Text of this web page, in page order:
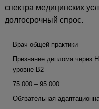
спектра медицинских
долгосрочный спрос.
Врач общей практики
Признание диплома через
уровне B2
75 000 – 95 000
Обязательная